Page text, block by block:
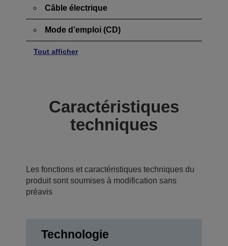
Câble électrique
Mode d’emploi (CD)
Tout afficher
Caractéristiques
techniques
Les fonctions et caractéristiques techniques du
produit sont soumises à modification sans
préavis
Technologie